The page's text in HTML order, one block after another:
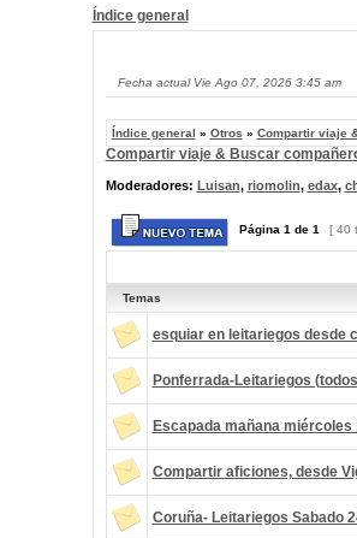
Índice general
Fecha actual Vie Ago 07, 2026 3:45 am
Índice general » Otros » Compartir viaje
Compartir viaje & Buscar
Moderadores: Luisan, riomolin, edax,
Página 1 de 1 [ 40
Temas
esquiar en leitariegos desde
Ponferrada-Leitariegos
Escapada mañana miércoles
Compartir aficiones, desde
Coruña- Leitariegos Sabado